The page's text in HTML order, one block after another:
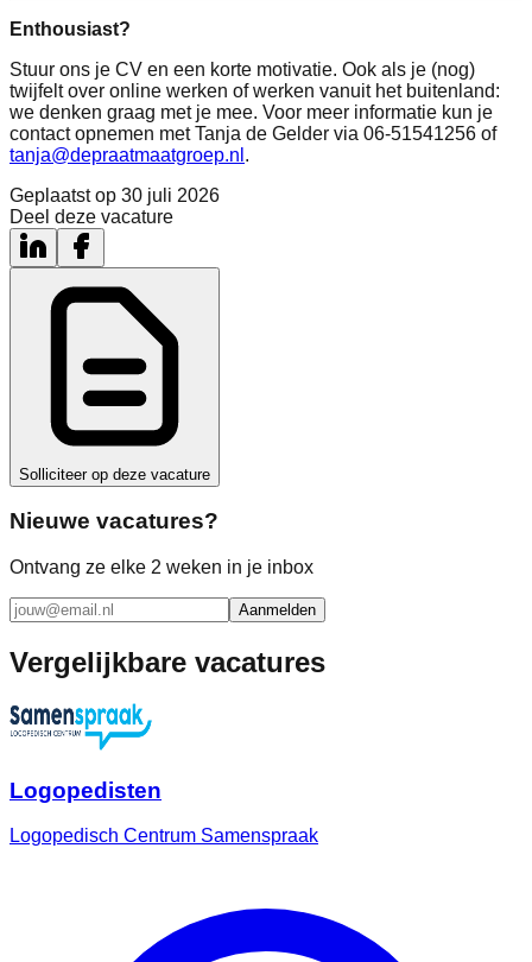
Enthousiast?
Stuur ons je CV en een korte motivatie. Ook als je (nog)
twijfelt over online werken of werken vanuit het buitenland:
we denken graag met je mee. Voor meer informatie kun je
contact opnemen met Tanja de Gelder via 06-51541256 of
tanja@depraatmaatgroep.nl .
Geplaatst op 30 juli 2026
Deel deze vacature
Solliciteer op deze vacature
Nieuwe vacatures?
Ontvang ze elke 2 weken in je inbox
Aanmelden
Vergelijkbare vacatures
Logopedisten
Logopedisch Centrum Samenspraak